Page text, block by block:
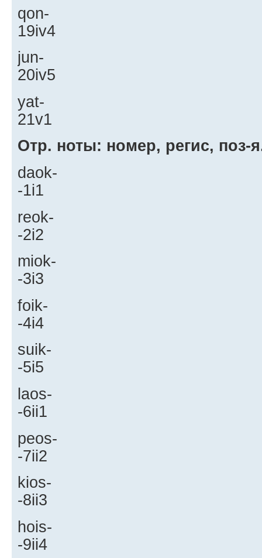
qon-
19iv4
jun-
20iv5
yat-
21v1
Отр. ноты: номер, регис, поз-
daok-
-1i1
reok-
-2i2
miok-
-3i3
foik-
-4i4
suik-
-5i5
laos-
-6ii1
peos-
-7ii2
kios-
-8ii3
hois-
-9ii4